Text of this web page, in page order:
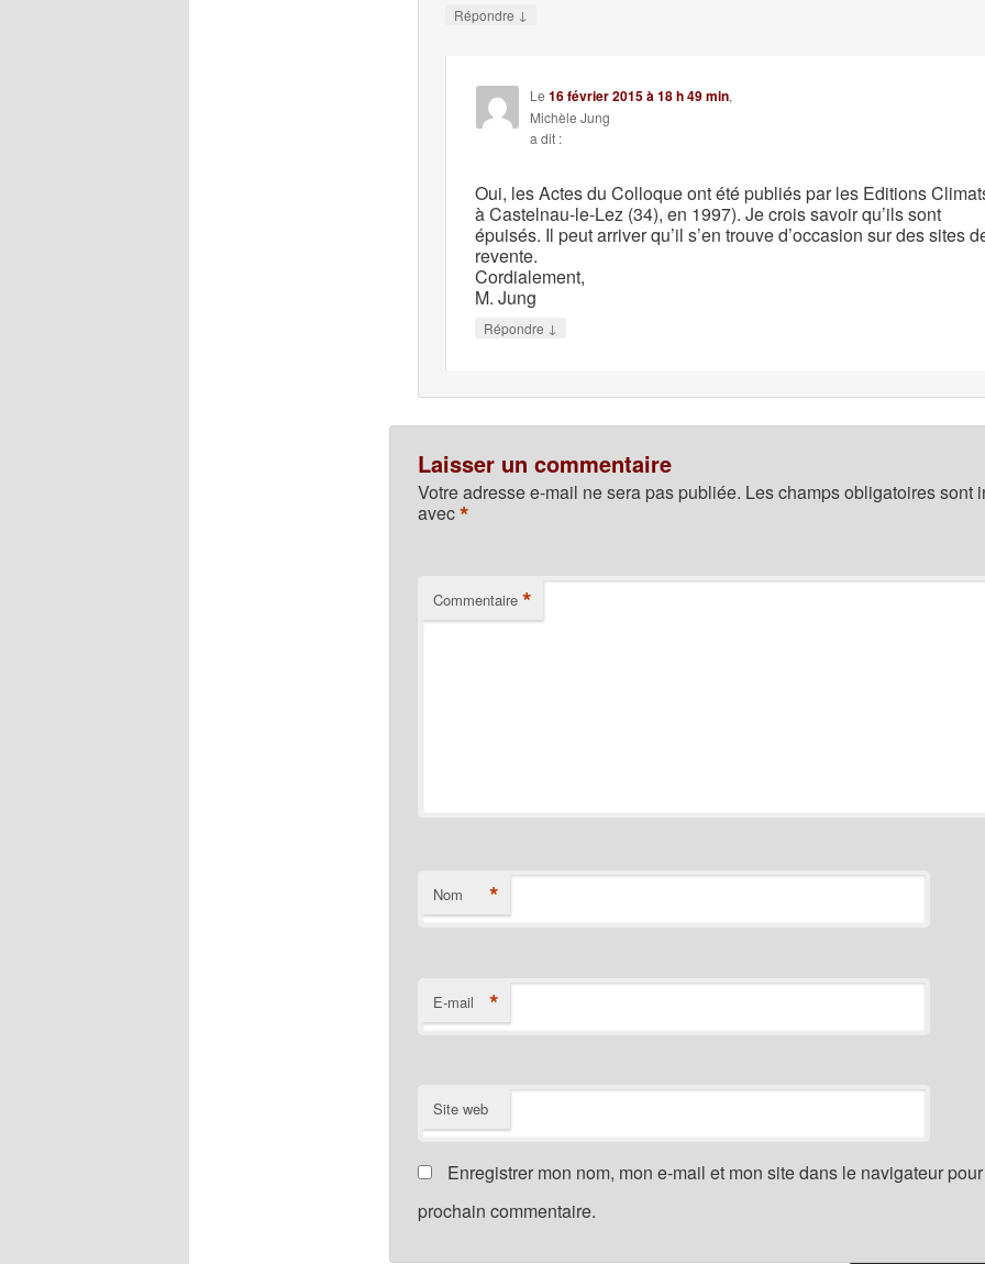
Répondre ↓
Le16 février 2015 à 18 h 49 min,
Michèle Jung
a dit :
Oui, les Actes du Colloque ont été publiés par les Editions
à Castelnau-le-Lez (34), en 1997). Je crois savoir qu’ils sont
épuisés. Il peut arriver qu’il s’en trouve d’occasion sur des sites
revente.
Cordialement,
M. Jung
Répondre ↓
Laisser un commentaire
Votre adresse e-mail ne sera pas publiée. Les champs obligatoires sont
avec*
Commentaire *
Nom *
E-mail *
Site web
Enregistrer mon nom, mon e-mail et mon site dans le navigateur
prochain commentaire.